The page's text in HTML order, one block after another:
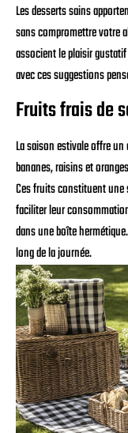
Les desserts sains
sans compromettre votre
associent le plaisir
avec ces suggestions
Fruits frais de
La saison estivale offre
bananes, raisins et
Ces fruits constituent une
faciliter leur
dans une boîte
long de la journée.